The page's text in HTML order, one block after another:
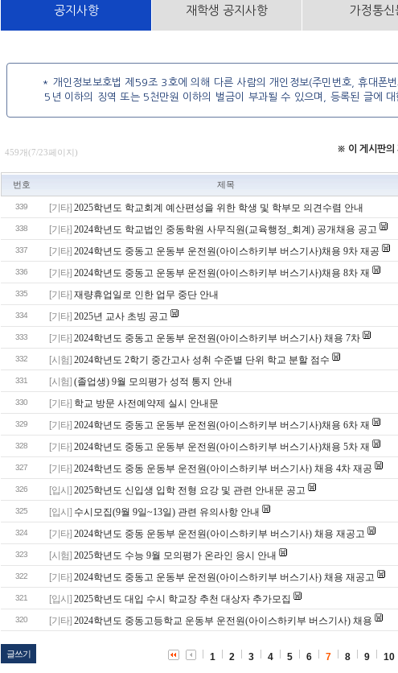
공지사항 재학생 공지사항 가정통신
* 개인정보보호법 제59조 3호에 의해 다른 사람의 개인정보(주민번호, 휴대폰
5년 이하의 징역 또는 5천만원 이하의 벌금이 부과될 수 있으며, 등록된 글에 대
459개(7/23페이지) ※ 이 게시판의
번호 제목
339 [기타] 2025학년도 학교회계 예산편성을 위한 학생 및 학부모 의견수렴 안내
338 [기타] 2024학년도 학교법인 중동학원 사무직원(교육행정_회계) 공개채용 공고
337 [기타] 2024학년도 중동고 운동부 운전원(아이스하키부 버스기사)채용 9차 재공
336 [기타] 2024학년도 중동고 운동부 운전원(아이스하키부 버스기사)채용 8차 재
335 [기타] 재량휴업일로 인한 업무 중단 안내
334 [기타] 2025년 교사 초빙 공고
333 [기타] 2024학년도 중동고 운동부 운전원(아이스하키부 버스기사) 채용 7차
332 [시험] 2024학년도 2학기 중간고사 성취 수준별 단위 학교 분할 점수
331 [시험] (졸업생) 9월 모의평가 성적 통지 안내
330 [기타] 학교 방문 사전예약제 실시 안내문
329 [기타] 2024학년도 중동고 운동부 운전원(아이스하키부 버스기사)채용 6차 재
328 [기타] 2024학년도 중동고 운동부 운전원(아이스하키부 버스기사)채용 5차 재
327 [기타] 2024학년도 중동 운동부 운전원(아이스하키부 버스기사) 채용 4차 재공
326 [입시] 2025학년도 신입생 입학 전형 요강 및 관련 안내문 공고
325 [입시] 수시모집(9월 9일~13일) 관련 유의사항 안내
324 [기타] 2024학년도 중동 운동부 운전원(아이스하키부 버스기사) 채용 재공고
323 [시험] 2025학년도 수능 9월 모의평가 온라인 응시 안내
322 [기타] 2024학년도 중동고 운동부 운전원(아이스하키부 버스기사) 채용 재공고
321 [입시] 2025학년도 대입 수시 학교장 추천 대상자 추가모집
320 [기타] 2024학년도 중동고등학교 운동부 운전원(아이스하키부 버스기사) 채용
글쓰기 1 2 3 4 5 6 7 8 9 10